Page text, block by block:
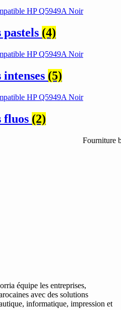
(4)
(5)
fluos (2)
équipe les entreprises,
avec des solutions
informatique, impression et